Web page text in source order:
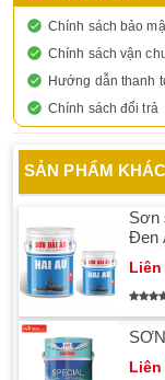
Chính sách bảo
Chính sách vận
Hướng dẫn thanh
Chính sách đổi trả
SẢN PHẨM KHÁC
Sơn
Liên
Liên